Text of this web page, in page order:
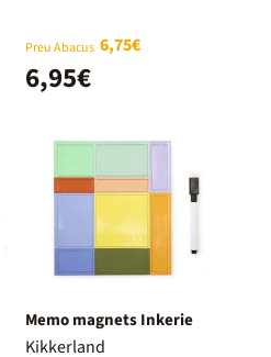
Preu Abacus 6,75€
6,95€
Memo magnets Inkerie
Kikkerland